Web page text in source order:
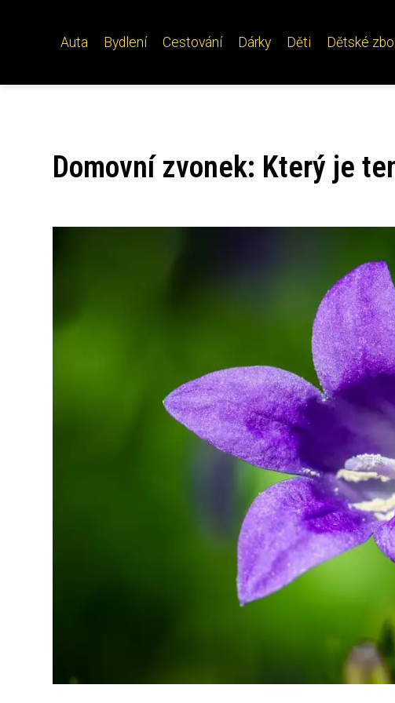
Auta Bydlení Cestování Dárky Děti Dětské
Domovní zvonek: Který je